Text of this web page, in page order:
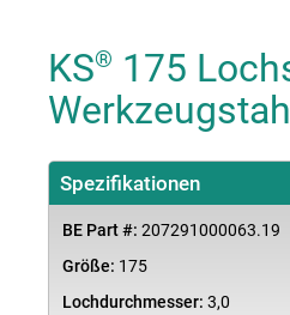
KS® 175
Spezifikationen
BE Part #: 207291000063.19
Größe: 175
Lochdurchmesser: 3,0